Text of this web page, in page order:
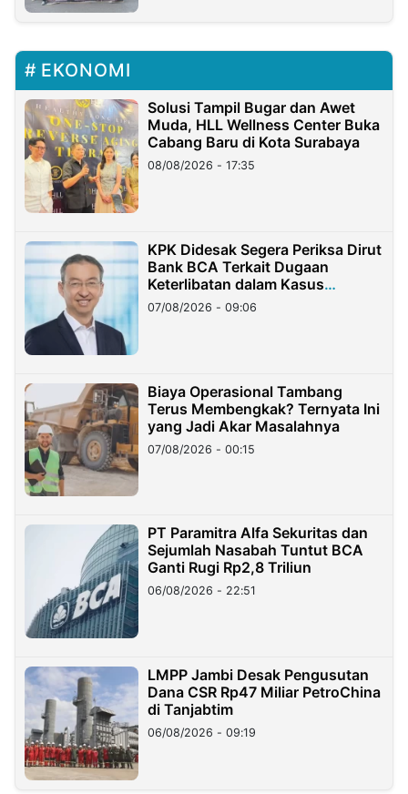
EKONOMI
Solusi Tampil Bugar dan Awet
Muda, HLL Wellness Center Buka
Cabang Baru di Kota Surabaya
08/08/2026 - 17:35
KPK Didesak Segera Periksa Dirut
Bank BCA Terkait Dugaan
Keterlibatan dalam Kasus
Hilangnya Dana Nasabah Rp2,58
Miliar
07/08/2026 - 09:06
Biaya Operasional Tambang
Terus Membengkak? Ternyata Ini
yang Jadi Akar Masalahnya
07/08/2026 - 00:15
PT Paramitra Alfa Sekuritas dan
Sejumlah Nasabah Tuntut BCA
Ganti Rugi Rp2,8 Triliun
06/08/2026 - 22:51
LMPP Jambi Desak Pengusutan
Dana CSR Rp47 Miliar PetroChina
di Tanjabtim
06/08/2026 - 09:19